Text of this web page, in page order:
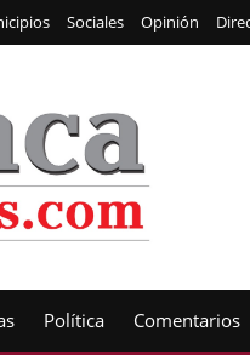
Sociales Opinión
Política Comentarios